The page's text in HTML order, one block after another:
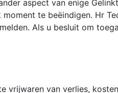
aspect van enige
te beëindigen. Hr
Als u besluit om
van verlies,